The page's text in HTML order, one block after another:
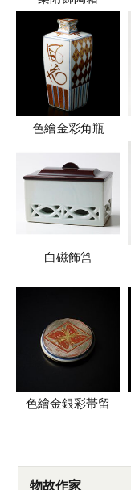
色繪金彩角瓶
白磁飾筥
色繪金銀彩帯留
物故作家